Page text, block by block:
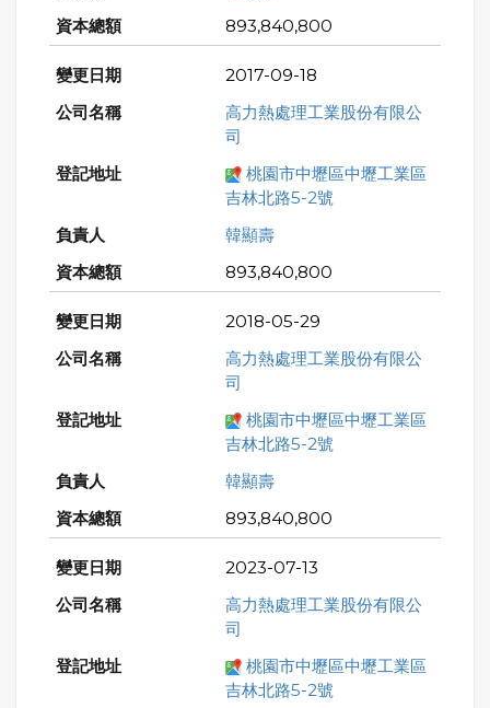
893,840,800
2017-09-18
高力熱處理工業股份有限公
司
桃園市中壢區中壢工業區
吉林北路5-2號
韓顯壽
893,840,800
2018-05-29
高力熱處理工業股份有限公
司
桃園市中壢區中壢工業區
吉林北路5-2號
韓顯壽
893,840,800
2023-07-13
高力熱處理工業股份有限公
司
桃園市中壢區中壢工業區
吉林北路5-2號